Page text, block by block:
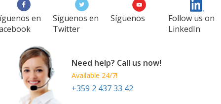
en
Síguenos en
Twitter
Síguenos
Follow us on
LinkedIn
Need help? Call us now!
Available 24/7!
+359 2 437 33 42